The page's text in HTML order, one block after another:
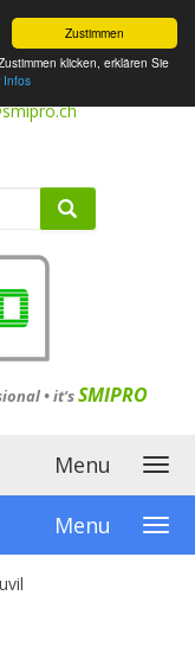
Zustimmen
klicken, erklären Sie
Infos
•it'sSMIPRO
Menu
Menu